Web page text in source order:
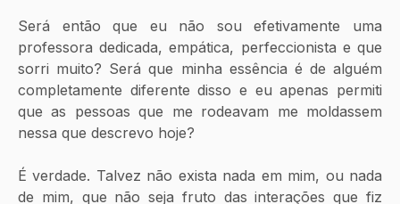
Será então que eu não sou efetivamente uma
professora dedicada, empática, perfeccionista e que
sorri muito? Será que minha essência é de alguém
completamente diferente disso e eu apenas permiti
que as pessoas que me rodeavam me moldassem
nessa que descrevo hoje?
É verdade. Talvez não exista nada em mim, ou nada
de mim, que não seja fruto das interações que fiz